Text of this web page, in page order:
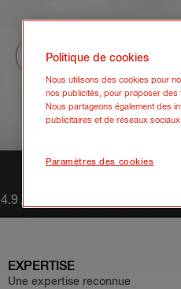
4.9 / 5
EXPERTISE
Une expertise reconnue
Politique de cookies
Nous utilisons des cookies pour
nos publicités, pour proposer des
Nous partageons également des
publicitaires et de réseaux
Paramètres des cookies